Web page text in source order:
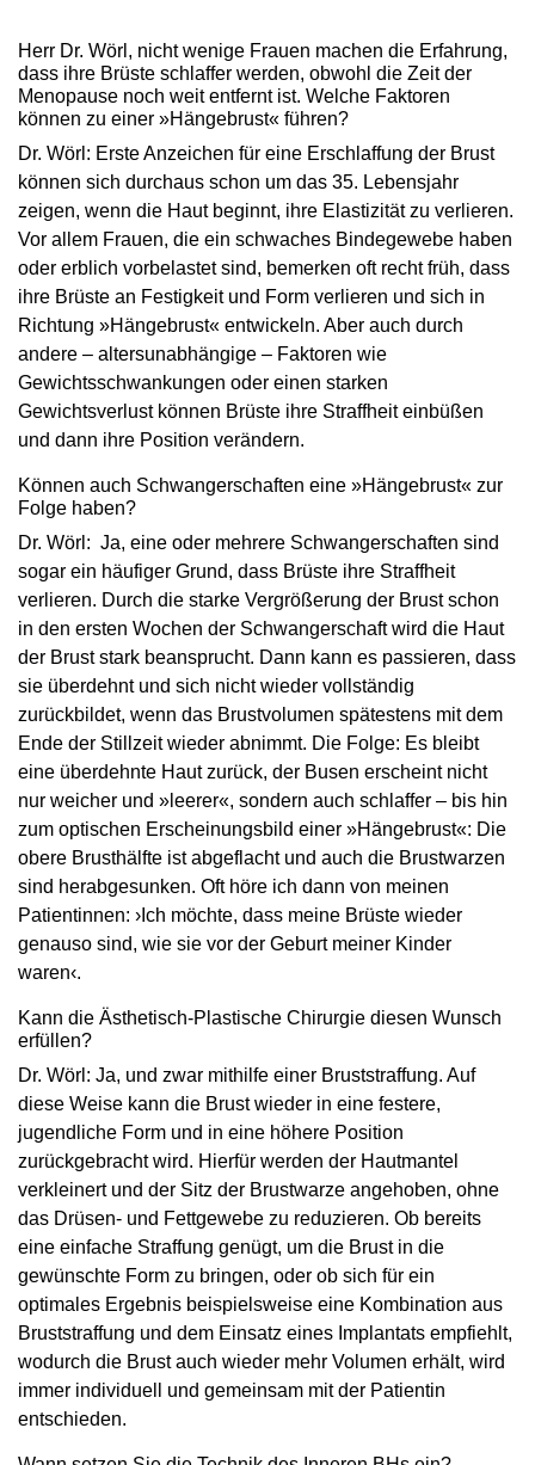
Herr Dr. Wörl, nicht wenige Frauen machen die Erfahrung,
dass ihre Brüste schlaffer werden, obwohl die Zeit der
Menopause noch weit entfernt ist. Welche Faktoren
können zu einer »Hängebrust« führen?
Dr. Wörl: Erste Anzeichen für eine Erschlaffung der Brust
können sich durchaus schon um das 35. Lebensjahr
zeigen, wenn die Haut beginnt, ihre Elastizität zu verlieren.
Vor allem Frauen, die ein schwaches Bindegewebe haben
oder erblich vorbelastet sind, bemerken oft recht früh, dass
ihre Brüste an Festigkeit und Form verlieren und sich in
Richtung »Hängebrust« entwickeln. Aber auch durch
andere – altersunabhängige – Faktoren wie
Gewichtsschwankungen oder einen starken
Gewichtsverlust können Brüste ihre Straffheit einbüßen
und dann ihre Position verändern.
Können auch Schwangerschaften eine »Hängebrust« zur
Folge haben?
Dr. Wörl: Ja, eine oder mehrere Schwangerschaften sind
sogar ein häufiger Grund, dass Brüste ihre Straffheit
verlieren. Durch die starke Vergrößerung der Brust schon
in den ersten Wochen der Schwangerschaft wird die Haut
der Brust stark beansprucht. Dann kann es passieren, dass
sie überdehnt und sich nicht wieder vollständig
zurückbildet, wenn das Brustvolumen spätestens mit dem
Ende der Stillzeit wieder abnimmt. Die Folge: Es bleibt
eine überdehnte Haut zurück, der Busen erscheint nicht
nur weicher und »leerer«, sondern auch schlaffer – bis hin
zum optischen Erscheinungsbild einer »Hängebrust«: Die
obere Brusthälfte ist abgeflacht und auch die Brustwarzen
sind herabgesunken. Oft höre ich dann von meinen
Patientinnen: ›Ich möchte, dass meine Brüste wieder
genauso sind, wie sie vor der Geburt meiner Kinder
waren‹.
Kann die Ästhetisch-Plastische Chirurgie diesen Wunsch
erfüllen?
Dr. Wörl: Ja, und zwar mithilfe einer Bruststraffung. Auf
diese Weise kann die Brust wieder in eine festere,
jugendliche Form und in eine höhere Position
zurückgebracht wird. Hierfür werden der Hautmantel
verkleinert und der Sitz der Brustwarze angehoben, ohne
das Drüsen- und Fettgewebe zu reduzieren. Ob bereits
eine einfache Straffung genügt, um die Brust in die
gewünschte Form zu bringen, oder ob sich für ein
optimales Ergebnis beispielsweise eine Kombination aus
Bruststraffung und dem Einsatz eines Implantats empfiehlt,
wodurch die Brust auch wieder mehr Volumen erhält, wird
immer individuell und gemeinsam mit der Patientin
entschieden.